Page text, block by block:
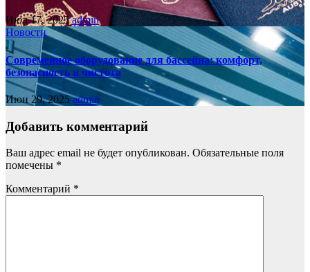
Июл 17, 2025admin
Новости
Современное оборудование для бассейна: комфорт,
безопасность и чистота
Июн 29, 2025admin
Добавить комментарий
Ваш адрес email не будет опубликован. Обязательные поля
помечены *
Комментарий *